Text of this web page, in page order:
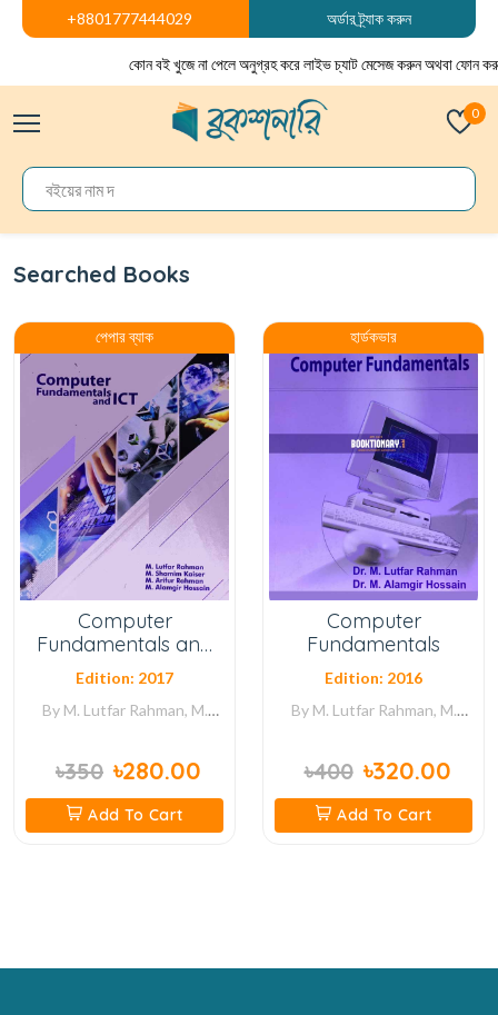
+8801777444029 অর্ডার ট্র্যাক করুন
কোন বই খুজে না পেলে অনুগ্রহ করে লাইভ চ্যাট মেসেজ করুন অথবা ফোন
0
Searched Books
পেপার ব্যাক
Computer
Fundamentals and
ICT
Edition: 2017
By M. Lutfar Rahman, M.
Rahman, M. Alamgir Hossain
৳350 ৳280.00
Add To Cart
হার্ডকভার
Computer
Fundamentals
Edition: 2016
By M. Lutfar Rahman, M.
৳400 ৳320.00
Add To Cart